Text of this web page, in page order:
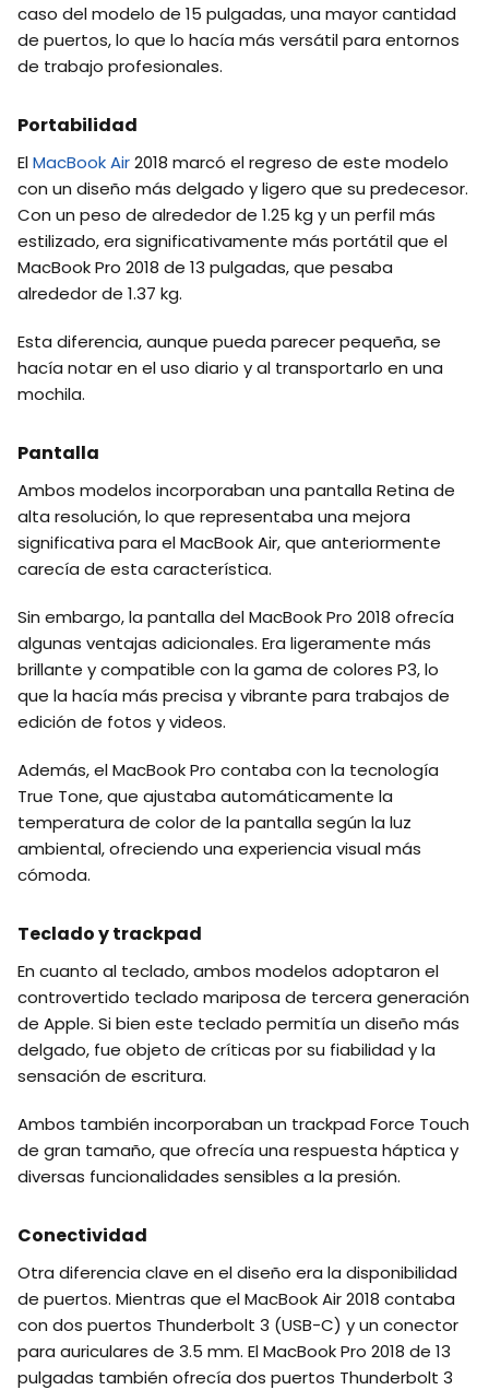
caso del modelo de 15 pulgadas, una mayor cantidad
de puertos, lo que lo hacía más versátil para entornos
de trabajo profesionales.
Portabilidad
ElMacBook Air2018 marcó el regreso de este modelo
con un diseño más delgado y ligero que su predecesor.
Con un peso de alrededor de 1.25 kg y un perfil más
estilizado, era significativamente más portátil que el
MacBook Pro 2018 de 13 pulgadas, que pesaba
alrededor de 1.37 kg.
Esta diferencia, aunque pueda parecer pequeña, se
hacía notar en el uso diario y al transportarlo en una
mochila.
Pantalla
Ambos modelos incorporaban una pantalla Retina de
alta resolución, lo que representaba una mejora
significativa para el MacBook Air, que anteriormente
carecía de esta característica.
Sin embargo, la pantalla del MacBook Pro 2018 ofrecía
algunas ventajas adicionales. Era ligeramente más
brillante y compatible con la gama de colores P3, lo
que la hacía más precisa y vibrante para trabajos de
edición de fotos y videos.
Además, el MacBook Pro contaba con la tecnología
True Tone, que ajustaba automáticamente la
temperatura de color de la pantalla según la luz
ambiental, ofreciendo una experiencia visual más
cómoda.
Teclado y trackpad
En cuanto al teclado, ambos modelos adoptaron el
controvertido teclado mariposa de tercera generación
de Apple. Si bien este teclado permitía un diseño más
delgado, fue objeto de críticas por su fiabilidad y la
sensación de escritura.
Ambos también incorporaban un trackpad Force Touch
de gran tamaño, que ofrecía una respuesta háptica y
diversas funcionalidades sensibles a la presión.
Conectividad
Otra diferencia clave en el diseño era la disponibilidad
de puertos. Mientras que el MacBook Air 2018 contaba
con dos puertos Thunderbolt 3 (USB-C) y un conector
para auriculares de 3.5 mm. El MacBook Pro 2018 de 13
pulgadas también ofrecía dos puertos Thunderbolt 3